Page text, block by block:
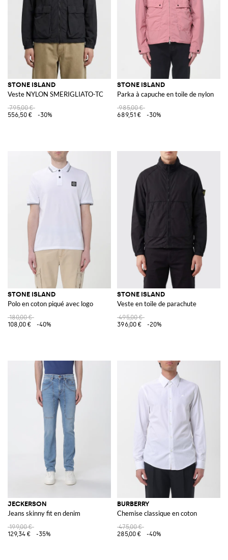
STONE ISLAND
Veste NYLON SMERIGLIATO-TC
795,00 €
556,50 €
-30%
STONE ISLAND
Parka à capuche en toile de nylon
985,00 €
689,51 €
-30%
STONE ISLAND
Polo en coton piqué avec logo
180,00 €
108,00 €
-40%
STONE ISLAND
Veste en toile de parachute
495,00 €
396,00 €
-20%
JECKERSON
Jeans skinny fit en denim
199,00 €
129,34 €
-35%
BURBERRY
Chemise classique en coton
475,00 €
285,00 €
-40%